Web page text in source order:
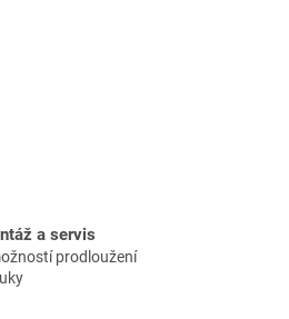
a servis
prodloužení